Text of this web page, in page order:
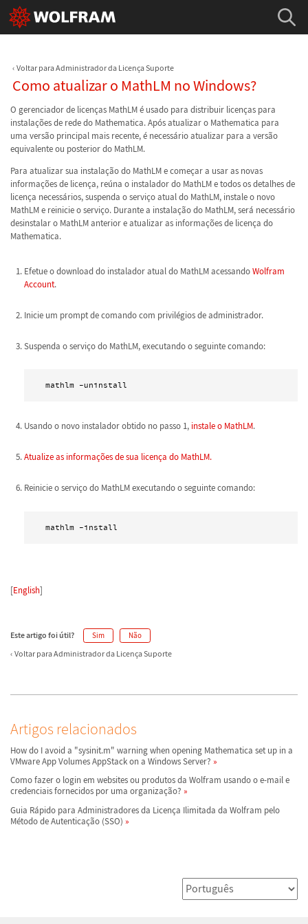
Voltar para Administrador da Licença Suporte
Como atualizar o MathLM no Windows?
O gerenciador de licenças MathLM é usado para distribuir licenças para
instalações de rede do Mathematica. Após atualizar o Mathematica para
uma versão principal mais recente, é necessário atualizar para a versão
equivalente ou posterior do MathLM.
Para atualizar sua instalação do MathLM e começar a usar as novas
informações de licença, reúna o instalador do MathLM e todos os detalhes de
licença necessários, suspenda o serviço atual do MathLM, instale o novo
MathLM e reinicie o serviço. Durante a instalação do MathLM, será necessário
desinstalar o MathLM anterior e atualizar as informações de licença do
Mathematica.
Efetue o download do instalador atual do MathLM acessandoWolfram
Account.
Inicie um prompt de comando com privilégios de administrador.
Suspenda o serviço do MathLM, executando o seguinte comando:
mathlm -uninstall
Usando o novo instalador obtido no passo 1, instale o MathLM.
Atualize as informações de sua licença do MathLM.
Reinicie o serviço do MathLM executando o seguinte comando:
mathlm -install
[English]
Este artigo foi útil? Sim Não
Voltar para Administrador da Licença Suporte
Artigos relacionados
How do I avoid a "sysinit.m" warning when opening Mathematica set up in a
VMware App Volumes AppStack on a Windows Server?
Como fazer o login em websites ou produtos da Wolfram usando o e-mail e
credenciais fornecidos por uma organização?
Guia Rápido para Administradores da Licença Ilimitada da Wolfram pelo
Método de Autenticação (SSO)